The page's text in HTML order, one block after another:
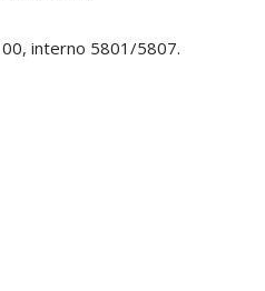
interno 5801/5807.